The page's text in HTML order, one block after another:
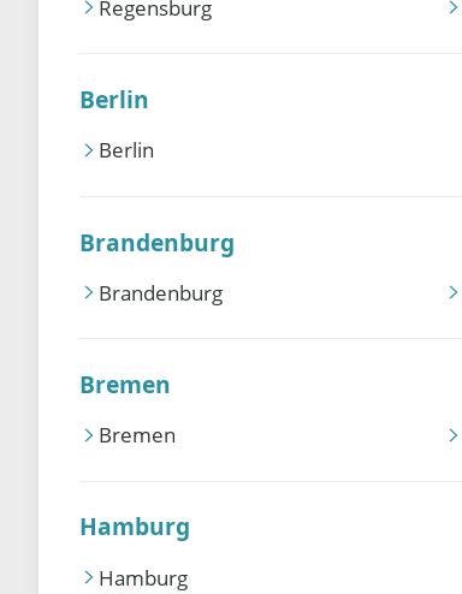
Regensburg
Berlin
Berlin
Brandenburg
Brandenburg
Bremen
Bremen
Hamburg
Hamburg